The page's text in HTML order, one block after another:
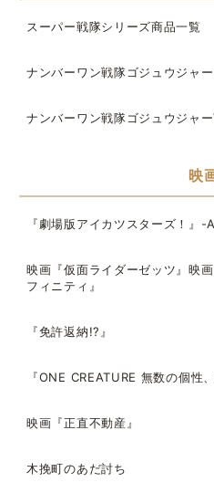
スーパー戦隊シリーズ商品一覧
ナンバーワン戦隊ゴジュウジャー
ナンバーワン戦隊ゴジュウジャ
映
『劇場版アイカツスターズ！
映画『仮面ライダーゼッツ』映
フィニティ』
『免許返納!?』
『ONE CREATURE 無数の個性
映画『正直不動産』
木挽町のあだ討ち